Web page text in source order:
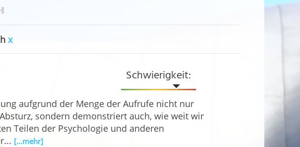
x
Schwierigkeit:
aufgrund der Menge der Aufrufe nicht nur
sondern demonstriert auch, wie weit wir
Teilen der Psychologie und anderen
[...mehr]